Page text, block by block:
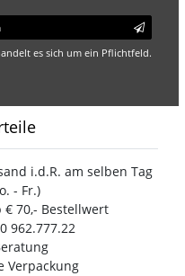
es sich um ein Pflichtfeld.
i.d.R. am selben Tag
- Fr.)
€ 70,- Bestellwert
962.777.22
Verpackung